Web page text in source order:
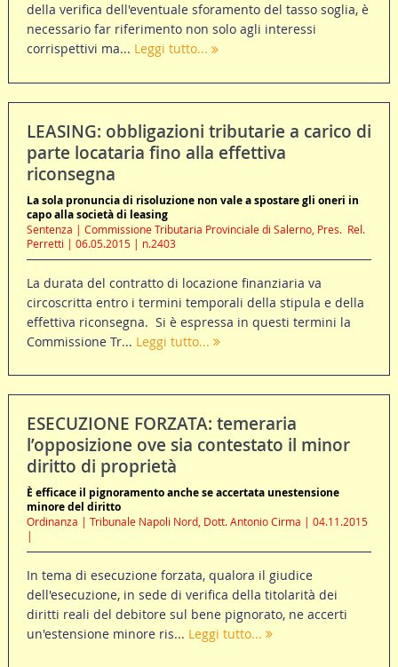
della verifica dell'eventuale sforamento del tasso soglia, è
necessario far riferimento non solo agli interessi
corrispettivi ma... Leggi tutto...
LEASING: obbligazioni tributarie a carico di
parte locataria fino alla effettiva
riconsegna
La sola pronuncia di risoluzione non vale a spostare gli oneri in
capo alla società di leasing
Sentenza | Commissione Tributaria Provinciale di Salerno, Pres.  Rel.
Perretti | 06.05.2015 | n.2403
La durata del contratto di locazione finanziaria va
circoscritta entro i termini temporali della stipula e della
effettiva riconsegna. Si è espressa in questi termini la
Commissione Tr... Leggi tutto...
ESECUZIONE FORZATA: temeraria
l’opposizione ove sia contestato il minor
diritto di proprietà
È efficace il pignoramento anche se accertata unestensione
minore del diritto
Ordinanza | Tribunale Napoli Nord, Dott. Antonio Cirma | 04.11.2015
|
In tema di esecuzione forzata, qualora il giudice
dell'esecuzione, in sede di verifica della titolarità dei
diritti reali del debitore sul bene pignorato, ne accerti
un'estensione minore ris... Leggi tutto...